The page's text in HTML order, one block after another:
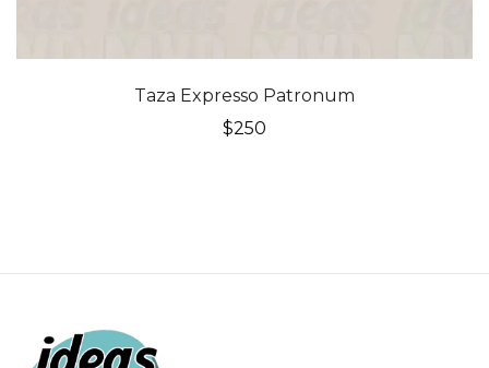
Taza Expresso Patronum
$250